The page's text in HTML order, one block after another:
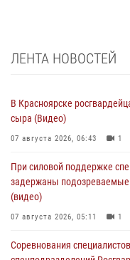
ЛЕНТА НОВОСТЕЙ
В Красноярске
сыра (Видео)
07 августа 2026, 06:43 1
При силовой поддержке
задержаны подозреваемые
(видео)
07 августа 2026, 05:11 1
Соревнования